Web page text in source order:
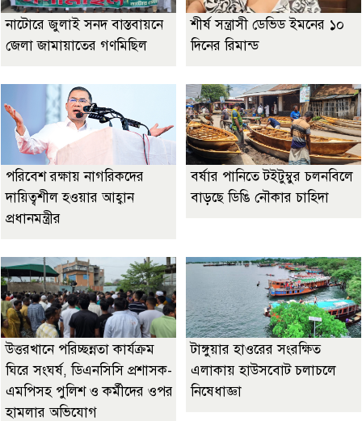
নাটোরে জুলাই সনদ বাস্তবায়নে
জেলা জামায়াতের গণমিছিল
শীর্ষ সন্ত্রাসী ডেভিড ইমনের ১০
দিনের রিমান্ড
পরিবেশ রক্ষায় নাগরিকদের
দায়িত্বশীল হওয়ার আহ্বান
প্রধানমন্ত্রীর
বর্ষার পানিতে টইটুম্বুর চলনবিলে
বাড়ছে ডিঙি নৌকার চাহিদা
উত্তরখানে পরিচ্ছন্নতা কার্যক্রম
ঘিরে সংঘর্ষ, ডিএনসিসি প্রশাসক-
এমপিসহ পুলিশ ও কর্মীদের ওপর
হামলার অভিযোগ
টাঙ্গুয়ার হাওরের সংরক্ষিত
এলাকায় হাউসবোট চলাচলে
নিষেধাজ্ঞা